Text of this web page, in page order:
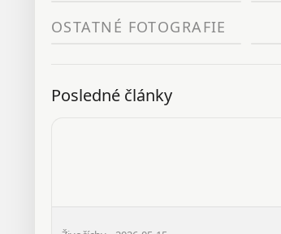
OSTATNÉ FOTOGRAFIE
Posledné články